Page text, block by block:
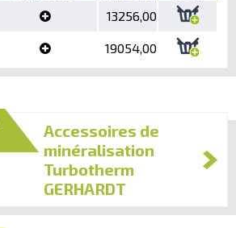
13256,00
19054,00
Accessoires de
minéralisation
Turbotherm
GERHARDT